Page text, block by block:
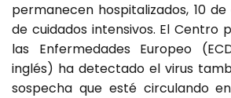
permanecen hospitalizados, 10
de cuidados intensivos. El Centro
las Enfermedades Europeo
inglés) ha detectado el virus
sospecha que esté circulando